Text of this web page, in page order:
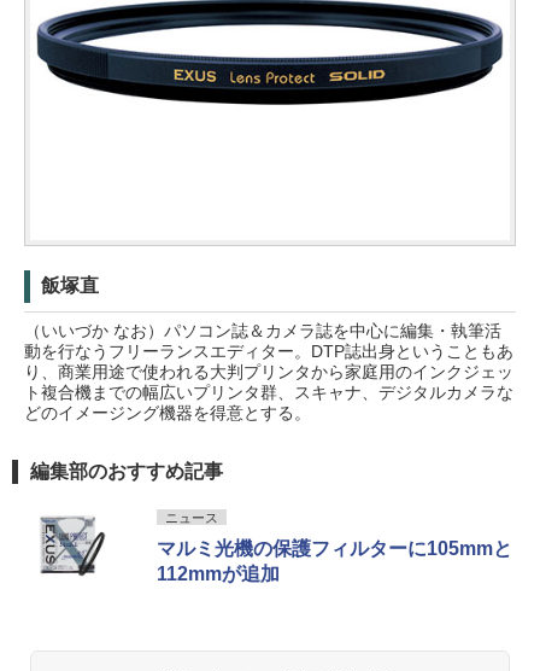
飯塚直
（いいづか なお）パソコン誌＆カメラ誌を中心に編集・執筆活
動を行なうフリーランスエディター。DTP誌出身ということもあ
り、商業用途で使われる大判プリンタから家庭用のインクジェッ
ト複合機までの幅広いプリンタ群、スキャナ、デジタルカメラな
どのイメージング機器を得意とする。
編集部のおすすめ記事
ニュース
マルミ光機の保護フィルターに105mmと
112mmが追加